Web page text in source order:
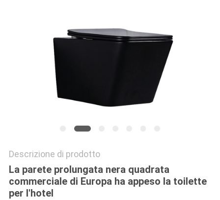
Descrizione di prodotto
La parete prolungata nera quadrata
commerciale di Europa ha appeso la toilette
per l'hotel